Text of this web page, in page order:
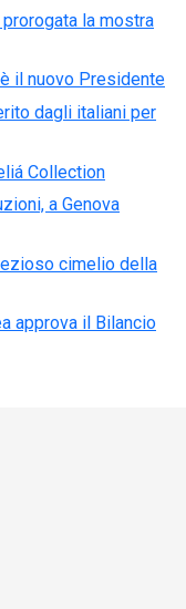
la mostra
il nuovo Presidente
dagli italiani per
Collection
a Genova
cimelio della
approva il Bilancio